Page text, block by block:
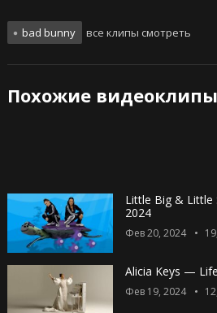
bad bunny все клипы смотреть
Похожие видеоклипы
Little Big & Little
2024
Фев 20, 2024
Alicia Keys —
Фев 19, 2024